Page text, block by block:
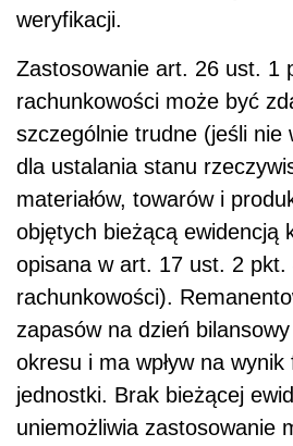
weryfikacji.
Zastosowanie art. 26 ust. 1
rachunkowości może być
szczególnie trudne (jeśli nie
dla ustalania stanu
materiałów, towarów i
objętych bieżącą ewidencją
opisana w art. 17 ust. 2 pkt.
rachunkowości).
zapasów na dzień
okresu i ma wpływ na wynik
jednostki. Brak bieżącej
uniemożliwia zastosowanie